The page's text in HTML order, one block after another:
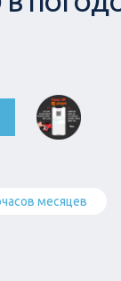
месяцев